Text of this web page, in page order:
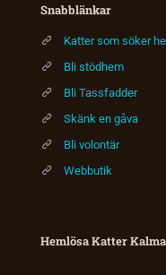
Snabblänkar
Katter som söker
Bli stödhem
Bli Tassfadder
Skänk en gåva
Bli volontär
Webbutik
Hemlösa Katter